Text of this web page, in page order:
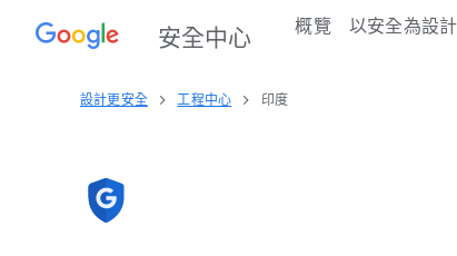
安全​中心 概覽 以​安全​為​設
設計​更​安全 工程​中心 印度